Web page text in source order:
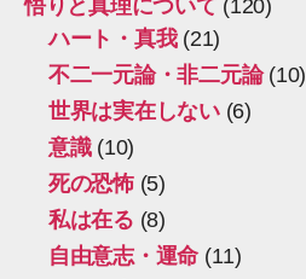
悟りと真理について (120)
ハート・真我(21)
不二一元論・非二元論(10)
世界は実在しない(6)
意識(10)
死の恐怖(5)
私は在る (8)
自由意志・運命 (11)